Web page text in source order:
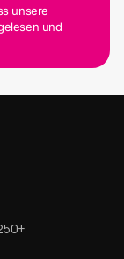
unsere
und